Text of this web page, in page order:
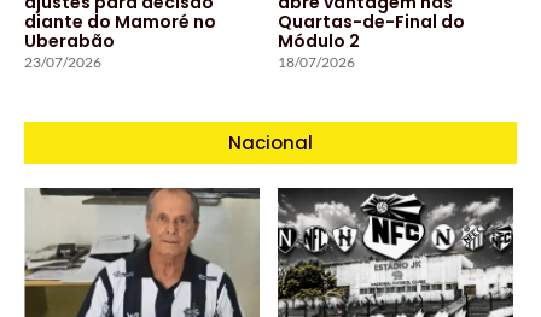
diante do Mamoré no
Uberabão
23/07/2026
Quartas-de-Final do
Módulo 2
18/07/2026
Nacional